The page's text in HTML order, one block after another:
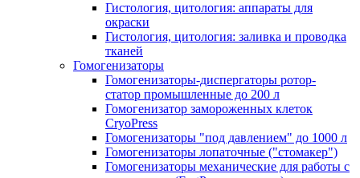
Гистология, цитология: аппараты для
окраски
Гистология, цитология: заливка и проводка
тканей
Гомогенизаторы
Гомогенизаторы-диспергаторы ротор-
статор промышленные до 200 л
Гомогенизатор замороженных клеток
CryoPress
Гомогенизаторы "под давлением" до 1000 л
Гомогенизаторы лопаточные ("стомакер")
Гомогенизаторы механические для работы с